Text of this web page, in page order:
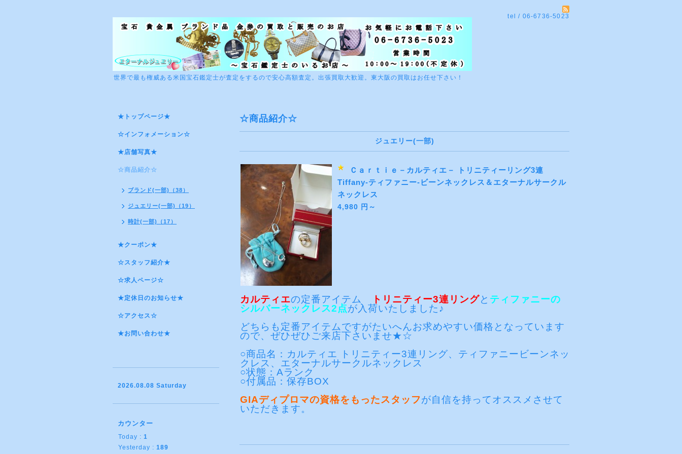
tel / 06-6736-5023
世界で最も権威ある米国宝石鑑定士が査定をするので安心高額査定。出張買取大歓迎。東大阪の買取はお任せ下さい！
☆商品紹介☆
ジュエリー(一部)
Ｃａｒｔｉｅ－カルティエ－ トリニティーリング3連
Tiffany-ティファニー-ビーンネックレス＆エターナルサークル
ネックレス
4,980 円～
カルティエの定番アイテム トリニティー3連リングと ティファニーの
シルバーネックレス2点が入荷いたしました♪
どちらも定番アイテムですがたいへんお求めやすい価格となっています
ので、ぜひぜひご来店下さいませ★☆
○商品名：カルティエ トリニティー3連リング、ティファニービーンネッ
クレス、エターナルサークルネックレス
○状態：Aランク
○付属品：保存BOX
GIAディプロマの資格をもったスタッフが自信を持ってオススメさせて
いただきます。
★トップページ★
☆インフォメーション☆
★店舗写真★
☆商品紹介☆
ブランド(一部)（38）
ジュエリー(一部)（19）
時計(一部)（17）
★クーポン★
☆スタッフ紹介★
☆求人ページ☆
★定休日のお知らせ★
☆アクセス☆
★お問い合わせ★
2026.08.08 Saturday
カウンター
Today : 1
Yesterday : 189